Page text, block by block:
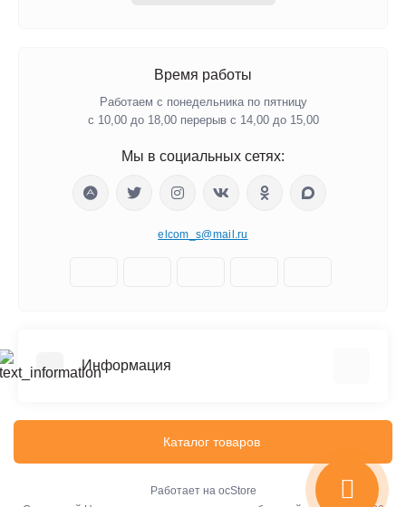
Время работы
Работаем с понедельника по пятницу
с 10,00 до 18,00 перерыв с 14,00 до 15,00
Мы в социальных сетях:
elcom_s@mail.ru
Информация
О компании
Каталог товаров
Работает на ocStore